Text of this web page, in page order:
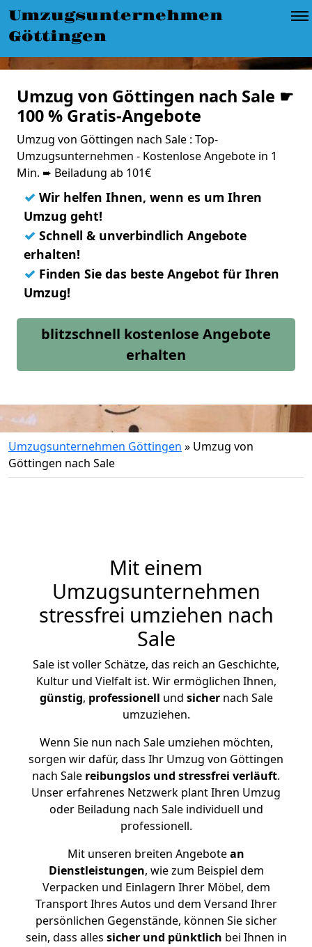
Umzugsunternehmen
Göttingen
Umzug von Göttingen nach Sale ☛
100 % Gratis-Angebote
Umzug von Göttingen nach Sale : Top-
Umzugsunternehmen - Kostenlose Angebote in 1
Min. ➨ Beiladung ab 101€
✓ Wir helfen Ihnen, wenn es um Ihren
Umzug geht!
✓ Schnell & unverbindlich Angebote
erhalten!
✓ Finden Sie das beste Angebot für Ihren
Umzug!
blitzschnell kostenlose Angebote
erhalten
Umzugsunternehmen Göttingen » Umzug von
Göttingen nach Sale
Mit einem
Umzugsunternehmen
stressfrei umziehen nach
Sale
Sale ist voller Schätze, das reich an Geschichte,
Kultur und Vielfalt ist. Wir ermöglichen Ihnen,
günstig, professionell und sichernach Sale
umzuziehen.
Wenn Sie nun nach Sale umziehen möchten,
sorgen wir dafür, dass Ihr Umzug von Göttingen
nach Sale reibungslos und stressfrei verläuft.
Unser erfahrenes Netzwerk plant Ihren Umzug
oder Beiladung nach Sale individuell und
professionell.
Mit unseren breiten Angebotean
Dienstleistungen, wie zum Beispiel dem
Verpacken und Einlagern Ihrer Möbel, dem
Transport Ihres Autos und dem Versand Ihrer
persönlichen Gegenstände, können Sie sicher
sein, dass alles sicher und pünktlich bei Ihnen in